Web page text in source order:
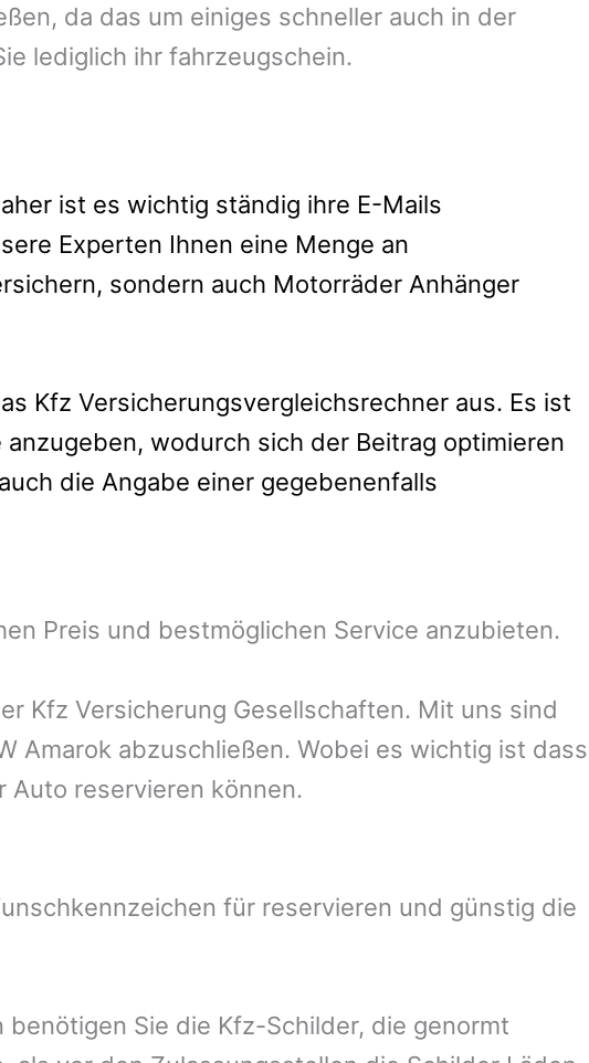
da das um einiges schneller auch in der
lediglich ihr fahrzeugschein.
ist es wichtig ständig ihre E-Mails
Experten Ihnen eine Menge an
sondern auch Motorräder Anhänger
Kfz Versicherungsvergleichsrechner aus. Es ist
wodurch sich der Beitrag optimieren
die Angabe einer gegebenenfalls
Preis und bestmöglichen Service anzubieten.
Kfz Versicherung Gesellschaften. Mit uns sind
Amarok abzuschließen. Wobei es wichtig ist dass
Auto reservieren können.
für reservieren und günstig die
Sie die Kfz-Schilder, die genormt